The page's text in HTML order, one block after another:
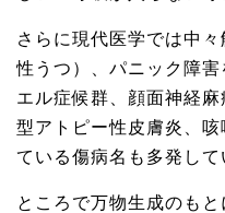
さらに現代医学では中
性うつ）、パニック障
エル症候群、顔面神経
型アトピー性皮膚炎、
ている傷病名も多発して
ところで万物生成のも